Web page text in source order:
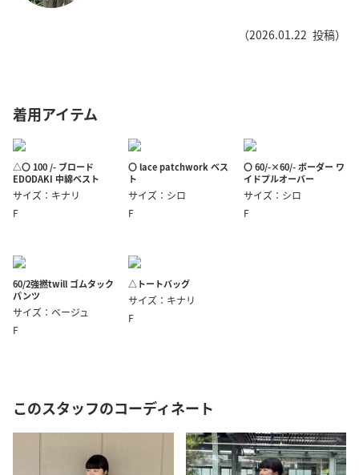
（2026.01.22 投稿）
着用アイテム
△〇 100 /- ブロード
EDODAKI 中綿ベスト
サイズ：キナリ
F
〇 lace patchwork ベス
ト
サイズ：シロ
F
〇 60/-×60/- ボーダー ワ
イドプルオーバー
サイズ：シロ
F
60/2強撚twill ゴムタック
パンツ
サイズ：ベージュ
F
△トートバッグ
サイズ：キナリ
F
このスタッフのコーディネート